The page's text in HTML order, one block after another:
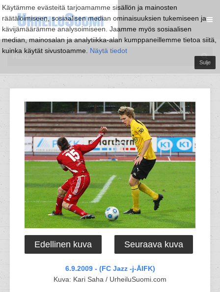
Käytämme evästeitä tarjoamamme sisällön ja mainosten
räätälöimiseen, sosiaalisen median ominaisuuksien tukemiseen ja
kävijämäärämme analysoimiseen. Jaamme myös sosiaalisen
median, mainosalan ja analytiikka-alan kumppaneillemme tietoa siitä,
kuinka käytät sivustoamme. Näytä tiedot
Sulje
Edellinen kuva Seuraava kuva
6.9.2009 - (FC Jazz -j-ÅIFK)
Kuva: Kari Saha / UrheiluSuomi.com